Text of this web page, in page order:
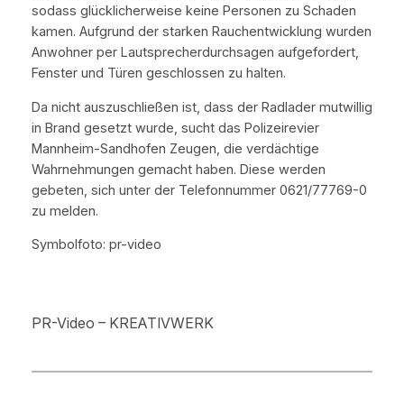
sodass glücklicherweise keine Personen zu Schaden
kamen. Aufgrund der starken Rauchentwicklung wurden
Anwohner per Lautsprecherdurchsagen aufgefordert,
Fenster und Türen geschlossen zu halten.
Da nicht auszuschließen ist, dass der Radlader mutwillig
in Brand gesetzt wurde, sucht das Polizeirevier
Mannheim-Sandhofen Zeugen, die verdächtige
Wahrnehmungen gemacht haben. Diese werden
gebeten, sich unter der Telefonnummer 0621/77769-0
zu melden.
Symbolfoto: pr-video
PR-Video – KREATIVWERK